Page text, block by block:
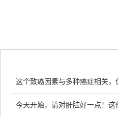
这个致癌因素与多种癌症相关，
今天开始，请对肝脏好一点！这